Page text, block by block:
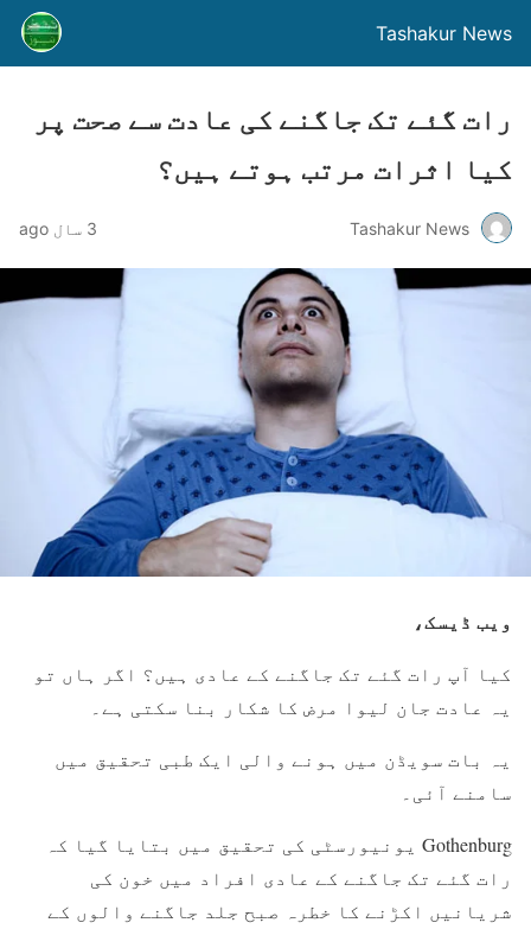
Tashakur News
رات گئے تک جاگنے کی عادت سے صحت پر
کیا اثرات مرتب ہوتے ہیں؟
Tashakur News 3 سال ago
ویب ڈیسک،
کیا آپ رات گئے تک جاگنے کے عادی ہیں؟ اگر ہاں تو
یہ عادت جان لیوا مرض کا شکار بنا سکتی ہے۔
یہ بات سویڈن میں ہونے والی ایک طبی تحقیق میں
سامنے آئی۔
Gothenburg یونیورسٹی کی تحقیق میں بتایا گیا کہ
رات گئے تک جاگنے کے عادی افراد میں خون کی
شریانیں اکڑنے کا خطرہ صبح جلد جاگنے والوں کے